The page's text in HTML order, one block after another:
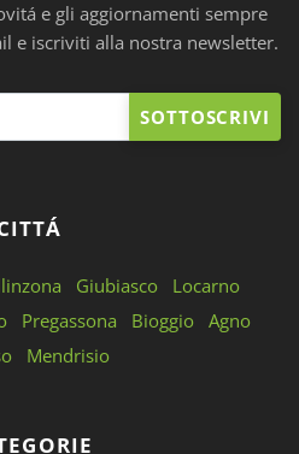
e gli aggiornamenti sempre
e iscriviti alla nostra newsletter.
SOTTOSCRIVI
Giubiasco
Locarno
Pregassona Bioggio Agno
Mendrisio